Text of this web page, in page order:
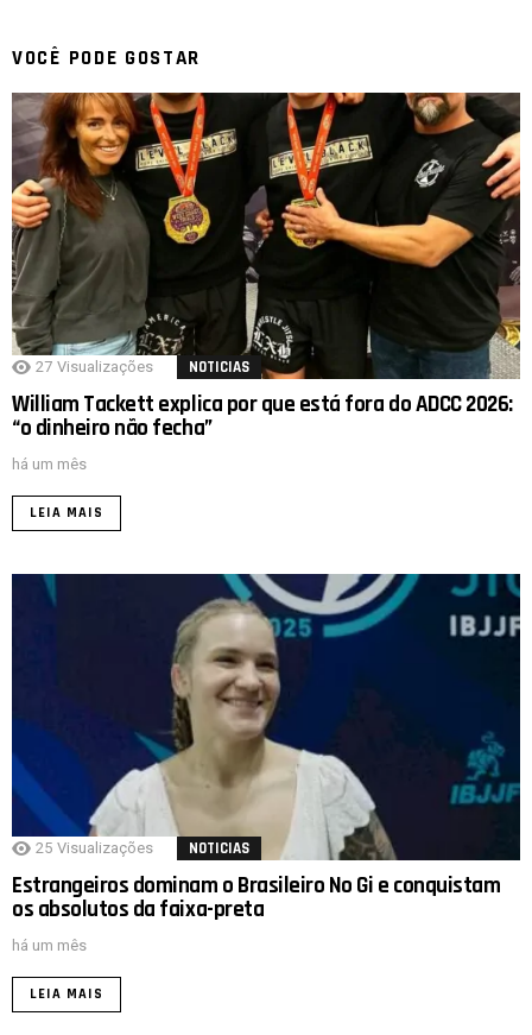
VOCÊ PODE GOSTAR
27 Visualizações NOTICIAS
William Tackett explica por que está fora do ADCC 2026:
“o dinheiro não fecha”
há um mês
LEIA MAIS
25 Visualizações NOTICIAS
Estrangeiros dominam o Brasileiro No Gi e conquistam
os absolutos da faixa-preta
há um mês
LEIA MAIS